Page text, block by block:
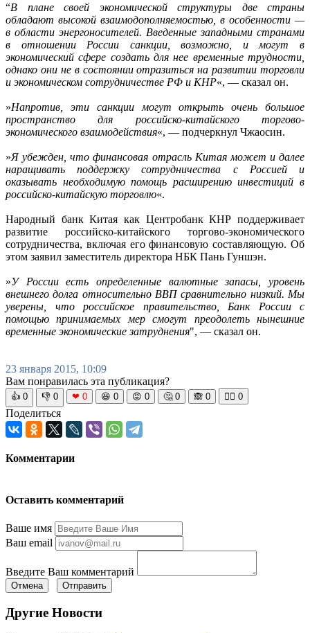
“В плане своей экономической структуры две страны
обладают высокой взаимодополняемостью, в особенности —
в области энергоносителей. Введенные западными странами
в отношении России санкции, возможно, и могут в
экономический сфере создать для нее временные трудности,
однако они не в состоянии отразиться на развитии торговли
и экономическом сотрудничестве РФ и КНР«, — сказал он.
»Напротив, эти санкции могут открыть очень большое
пространство для российско-китайского торгово-
экономического взаимодействия«, — подчеркнул Чжаосин.
»Я убежден, что финансовая отрасль Китая может и далее
наращивать поддержку сотрудничества с Россией и
оказывать необходимую помощь расширению инвестиций в
российско-китайскую торговлю«.
Народный банк Китая как Центробанк КНР поддерживает
развитие российско-китайского торгово-экономического
сотрудничества, включая его финансовую составляющую. Об
этом заявил заместитель директора НБК Пань Гуншэн.
»У России есть определенные валютные запасы, уровень
внешнего долга относительно ВВП сравнительно низкий. Мы
уверены, что российское правительство, Банк России с
помощью принимаемых мер смогут преодолеть нынешние
временные экономические затруднения", — сказал он.
23 января 2015, 10:09
Вам понравилась эта публикация?
👍 0 👎 0 ❤ 0 😆 0 😡 0 🤔 0 🙈 0 🧘‍♀️ 0
Поделиться
Комментарии
Оставить комментарий
Ваше имя
Ваш email
Введите Ваш комментарий
Отмена Отправить
Другие Новости